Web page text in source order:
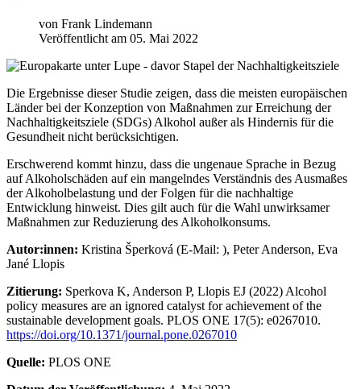
von Frank Lindemann
Veröffentlicht am 05. Mai 2022
Die Ergebnisse dieser Studie zeigen, dass die meisten europäischen
Länder bei der Konzeption von Maßnahmen zur Erreichung der
Nachhaltigkeitsziele (SDGs) Alkohol außer als Hindernis für die
Gesundheit nicht berücksichtigen.
Erschwerend kommt hinzu, dass die ungenaue Sprache in Bezug
auf Alkoholschäden auf ein mangelndes Verständnis des Ausmaßes
der Alkoholbelastung und der Folgen für die nachhaltige
Entwicklung hinweist. Dies gilt auch für die Wahl unwirksamer
Maßnahmen zur Reduzierung des Alkoholkonsums.
Autor:innen: Kristina Šperková (E-Mail: ), Peter Anderson, Eva
Jané Llopis
Zitierung: Sperkova K, Anderson P, Llopis EJ (2022) Alcohol
policy measures are an ignored catalyst for achievement of the
sustainable development goals. PLOS ONE 17(5): e0267010.
https://doi.org/10.1371/journal.pone.0267010
Quelle: PLOS ONE